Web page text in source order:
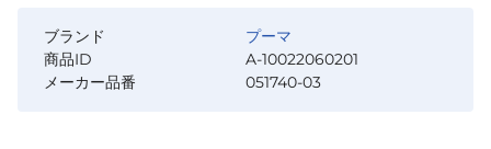
ブランド
プーマ
商品ID
A-10022060201
メーカー品番
051740-03